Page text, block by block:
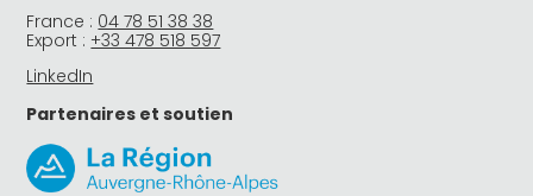
France : 04 78 51 38 38
Export : +33 478 518 597
LinkedIn
Partenaires et soutien